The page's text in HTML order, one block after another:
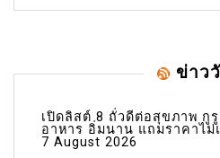
ข่าว
เปิดลิสต์ 8 ถั่วดีต่อสุขภาพ กู
อาหาร อิ่มนาน แถมราคาไม่
7 August 2026